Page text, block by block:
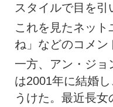
スタイルで目を引
これを見たネッ
ね」などのコメン
一方、アン・ジョ
は2001年に結婚
うけた。最近長女